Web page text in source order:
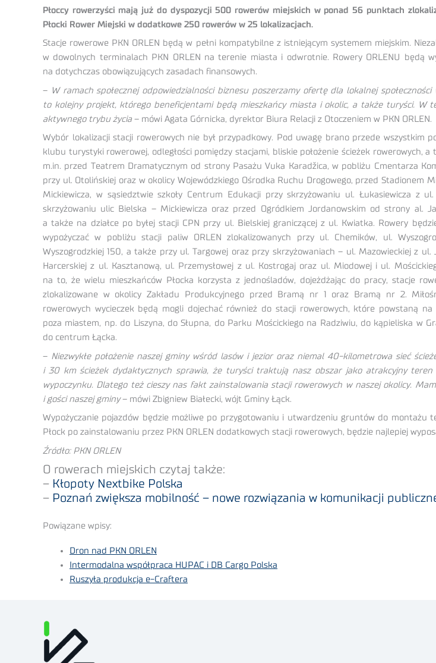
Płoccy rowerzyści mają już do dyspozycji 500 rowerów miejskich w ponad 56 punktach
Płocki Rower Miejski w dodatkowe 250 rowerów w 25 lokalizacjach.
Stacje rowerowe PKN ORLEN będą w pełni kompatybilne z istniejącym systemem miejskim.
w dowolnych terminalach PKN ORLEN na terenie miasta i odwrotnie. Rowery ORLENU będą
na dotychczas obowiązujących zasadach finansowych.
–
W ramach społecznej odpowiedzialności biznesu poszerzamy ofertę dla lokalnej
to kolejny projekt, którego beneficjentami będą mieszkańcy miasta i okolic, a także turyści. W
aktywnego trybu życia – mówi Agata Górnicka, dyrektor Biura Relacji z Otoczeniem w PKN ORLEN.
Wybór lokalizacji stacji rowerowych nie był przypadkowy. Pod uwagę brano przede wszystkim
klubu turystyki rowerowej, odległości pomiędzy stacjami, bliskie położenie ścieżek rowerowych,
m.in. przed Teatrem Dramatycznym od strony Pasażu Vuka Karadžica, w pobliżu Cmentarza
przy ul. Otolińskiej oraz w okolicy Wojewódzkiego Ośrodka Ruchu Drogowego, przed Stadionem
Mickiewicza, w sąsiedztwie szkoły Centrum Edukacji przy skrzyżowaniu ul. Łukasiewicza z ul.
skrzyżowaniu ulic Bielska – Mickiewicza oraz przed Ogródkiem Jordanowskim od strony al.
a także na działce po byłej stacji CPN przy ul. Bielskiej graniczącej z ul. Kwiatka. Rowery
wypożyczać w pobliżu stacji paliw ORLEN zlokalizowanych przy ul. Chemików, ul.
Wyszogrodzkiej 150, a także przy ul. Targowej oraz przy skrzyżowaniach – ul. Mazowieckiej z ul.
Harcerskiej z ul. Kasztanową, ul. Przemysłowej z ul. Kostrogaj oraz ul. Miodowej i ul.
na to, że wielu mieszkańców Płocka korzysta z jednośladów, dojeżdżając do pracy, stacje
zlokalizowane w okolicy Zakładu Produkcyjnego przed Bramą nr 1 oraz Bramą nr 2.
rowerowych wycieczek będą mogli dojechać również do stacji rowerowych, które powstaną na
poza miastem, np. do Liszyna, do Słupna, do Parku Mościckiego na Radziwiu, do kąpieliska w
do centrum Łącka.
– Niezwykłe położenie naszej gminy wśród lasów i jezior oraz niemal 40-kilometrowa sieć
i 30 km ścieżek dydaktycznych sprawia, że turyści traktują nasz obszar jako atrakcyjny teren
wypoczynku. Dlatego też cieszy nas fakt zainstalowania stacji rowerowych w naszej okolicy.
i gości naszej gminy– mówi Zbigniew Białecki, wójt Gminy Łąck.
Wypożyczanie pojazdów będzie możliwe po przygotowaniu i utwardzeniu gruntów do
Płock po zainstalowaniu przez PKN ORLEN dodatkowych stacji rowerowych, będzie najlepiej
Źródło: PKN ORLEN
O rowerach miejskich czytaj także:
– Kłopoty Nextbike Polska
– Poznań zwiększa mobilność – nowe rozwiązania w komunikacji
Powiązane wpisy:
Dron nad PKN ORLEN
Intermodalna współpraca HUPAC i DB Cargo Polska
Ruszyła produkcja e-Craftera